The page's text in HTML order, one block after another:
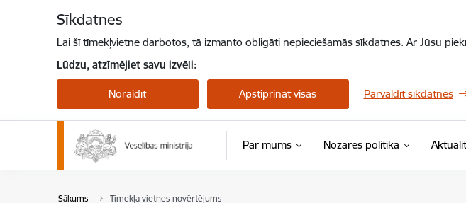
Sīkdatnes
Lai šī tīmekļvietne darbotos, tā izmanto obligāti nepieciešamās sīkdatnes. Ar Jūsu
Lūdzu, atzīmējiet savu izvēli:
Noraidīt Apstiprināt visas Pārvaldīt sīkdatnes
Par mums Nozares politika
Sākums Tīmekļa vietnes novērtējums